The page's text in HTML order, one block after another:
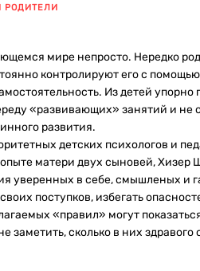
РОДИТЕЛИ
мире непросто. Нередко
контролируют его с
Из детей упорно
«развивающих» занятий и не
развития.
детских психологов и
матери двух сыновей, Хизер
уверенных в себе, смышленых и
поступков, избегать
«правил» могут
сколько в них